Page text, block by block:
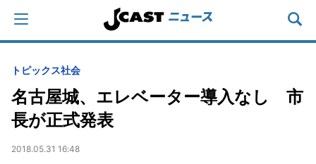
トピックス社会
名古屋城、エレベーター導入なし 市
長が正式発表
2018.05.31 16:48